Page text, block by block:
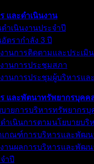
และดำเนินงาน
ำเนินงานประจำปี
ตรากำลัง 3 ปี
านการติดตามและประเมิ
านการประชุมสภา
านการประชุมผู้บริหารแล
และพัตนาทรัพยากรบุคค
ายการบริหารทรัพยากรบุ
ำเนินการตามนโยบายบ
เกณฑ์การบริหารและพัฒ
งานผลการบริหารและพัฒ
ำปี